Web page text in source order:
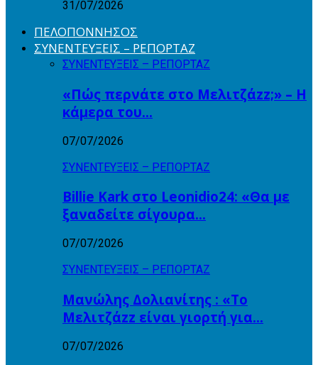
31/07/2026
ΠΕΛΟΠΟΝΝΗΣΟΣ
ΣΥΝΕΝΤΕΥΞΕΙΣ – ΡΕΠΟΡΤΑΖ
ΣΥΝΕΝΤΕΥΞΕΙΣ – ΡΕΠΟΡΤΑΖ
«Πώς περνάτε στο Μελιτζάzz;» – Η
κάμερα του…
07/07/2026
ΣΥΝΕΝΤΕΥΞΕΙΣ – ΡΕΠΟΡΤΑΖ
Billie Kark στο Leonidio24: «Θα με
ξαναδείτε σίγουρα…
07/07/2026
ΣΥΝΕΝΤΕΥΞΕΙΣ – ΡΕΠΟΡΤΑΖ
Μανώλης Δολιανίτης : «Το
Μελιτζάzz είναι γιορτή για…
07/07/2026